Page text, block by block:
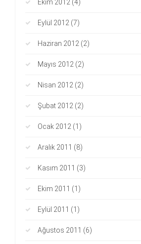
Ekim 2012 (4)
Eylül 2012 (7)
Haziran 2012 (2)
Mayıs 2012 (2)
Nisan 2012 (2)
Şubat 2012 (2)
Ocak 2012 (1)
Aralık 2011 (8)
Kasım 2011 (3)
Ekim 2011 (1)
Eylül 2011 (1)
Ağustos 2011 (6)